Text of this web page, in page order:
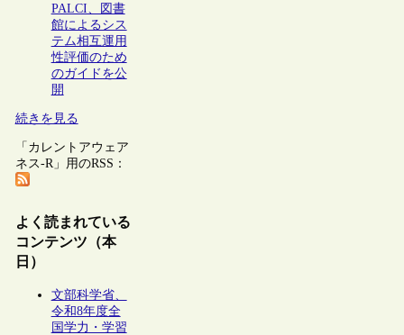
PALCI、図書
館によるシス
テム相互運用
性評価のため
のガイドを公
開
続きを見る
「カレントアウェア
ネス-R」用のRSS：
よく読まれている
コンテンツ（本
日）
文部科学省、
令和8年度全
国学力・学習